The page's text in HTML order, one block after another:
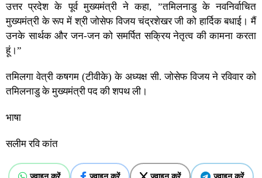
उत्तर प्रदेश के पूर्व मुख्यमंत्री ने कहा, ”तमिलनाडु के नवनिर्वाचित
मुख्यमंत्री के रूप में श्री जोसेफ विजय चंद्रशेखर जी को हार्दिक बधाई। मैं
उनके सार्थक और जन-जन को समर्पित सक्रिय नेतृत्व की कामना करता
हूं।”
तमिलगा वेत्री कषगम (टीवीके) के अध्यक्ष सी. जोसेफ विजय ने रविवार को
तमिलनाडु के मुख्यमंत्री पद की शपथ ली।
भाषा
सलीम रवि कांत